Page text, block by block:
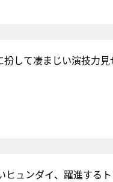
して凄まじい演技力見
ヒュンダイ、躍進す